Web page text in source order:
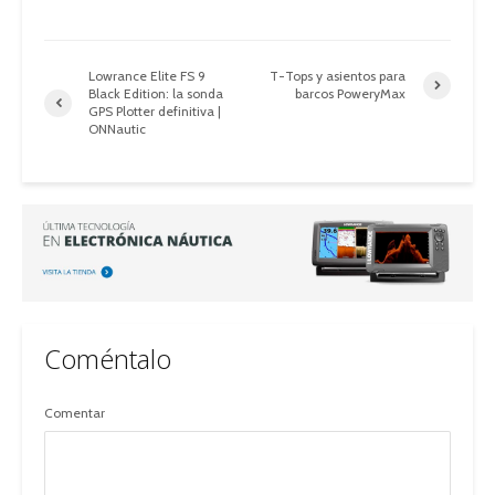
Lowrance Elite FS 9
Black Edition: la sonda
GPS Plotter definitiva |
ONNautic
T-Tops y asientos para
barcos PoweryMax
Coméntalo
Comentar